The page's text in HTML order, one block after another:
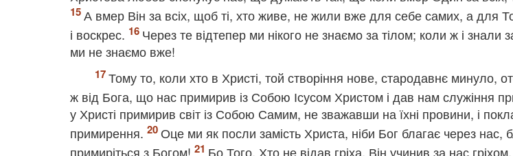
А вмер Він за всіх, щоб ті, хто живе, не жили вже для себе самих, а для
і воскрес.
Через те відтепер ми нікого не знаємо за тілом; коли ж і знали
ми не знаємо вже!
Тому то, коли хто в Христі, той створіння нове, стародавнє минуло,
ж від Бога, що нас примирив із Собою Ісусом Христом і дав нам служіння
у Христі примирив світ із Собою Самим, не зважавши на їхні провини, і
примирення.
Оце ми як посли замість Христа, ніби Бог благає через нас,
примиріться з Богом!
Бо Того, Хто не відав гріха, Він учинив за нас